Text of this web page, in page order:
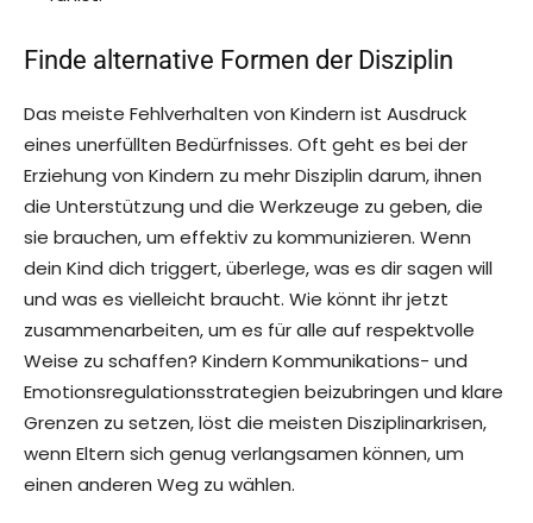
Finde alternative Formen der Disziplin
Das meiste Fehlverhalten von Kindern ist Ausdruck
eines unerfüllten Bedürfnisses. Oft geht es bei der
Erziehung von Kindern zu mehr Disziplin darum, ihnen
die Unterstützung und die Werkzeuge zu geben, die
sie brauchen, um effektiv zu kommunizieren. Wenn
dein Kind dich triggert, überlege, was es dir sagen will
und was es vielleicht braucht. Wie könnt ihr jetzt
zusammenarbeiten, um es für alle auf respektvolle
Weise zu schaffen? Kindern Kommunikations- und
Emotionsregulationsstrategien beizubringen und klare
Grenzen zu setzen, löst die meisten Disziplinarkrisen,
wenn Eltern sich genug verlangsamen können, um
einen anderen Weg zu wählen.